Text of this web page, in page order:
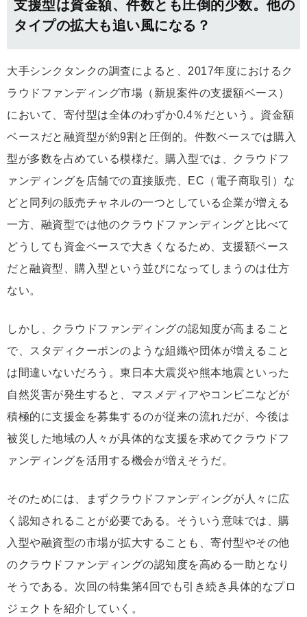
支援型は資金額、件数とも圧倒的少数。他の
タイプの拡大も追い風になる？
大手シンクタンクの調査によると、2017年度におけるク
ラウドファンディング市場（新規案件の支援額ベース）
において、寄付型は全体のわずか0.4％だという。資金額
ベースだと融資型が約9割と圧倒的。件数ベースでは購入
型が多数を占めている模様だ。購入型では、クラウドフ
ァンディングを店舗での直接販売、EC（電子商取引）な
どと同列の販売チャネルの一つとしている企業が増える
一方、融資型では他のクラウドファンディングと比べて
どうしても資金ベースで大きくなるため、支援額ベース
だと融資型、購入型という並びになってしまうのは仕方
ない。
しかし、クラウドファンディングの認知度が高まること
で、スタディクーポンのような組織や団体が増えること
は間違いないだろう。東日本大震災や熊本地震といった
自然災害が発生すると、マスメディアやコンビニなどが
積極的に支援金を募集するのが従来の流れだが、今後は
被災した地域の人々が具体的な支援を求めてクラウドフ
ァンディングを活用する機会が増えそうだ。
そのためには、まずクラウドファンディングが人々に広
く認知されることが必要である。そういう意味では、購
入型や融資型の市場が拡大することも、寄付型やその他
のクラウドファンディングの認知度を高める一助となり
そうである。次回の特集第4回でも引き続き具体的なプロ
ジェクトを紹介していく。